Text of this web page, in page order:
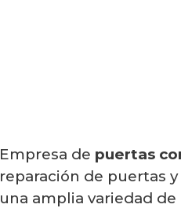
Empresa de puertas
reparación de puertas
una amplia variedad